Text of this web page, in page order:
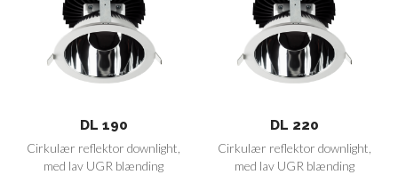
DL 190
Cirkulær reflektor downlight,
med lav UGR blænding
DL 220
Cirkulær reflektor downlight,
med lav UGR blænding